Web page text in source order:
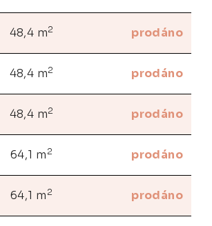
48,4 m2 prodáno
48,4 m2 prodáno
48,4 m2 prodáno
64,1 m 2 prodáno
64,1 m 2 prodáno